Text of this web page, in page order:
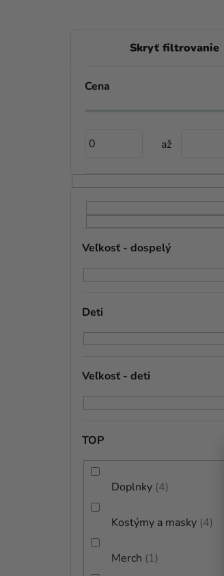
A
Cena
0
Veľkosť - dospelý
Deti
Veľkosť - deti
TOP
Doplnky 4
Kostýmy a masky 4
Merch 1